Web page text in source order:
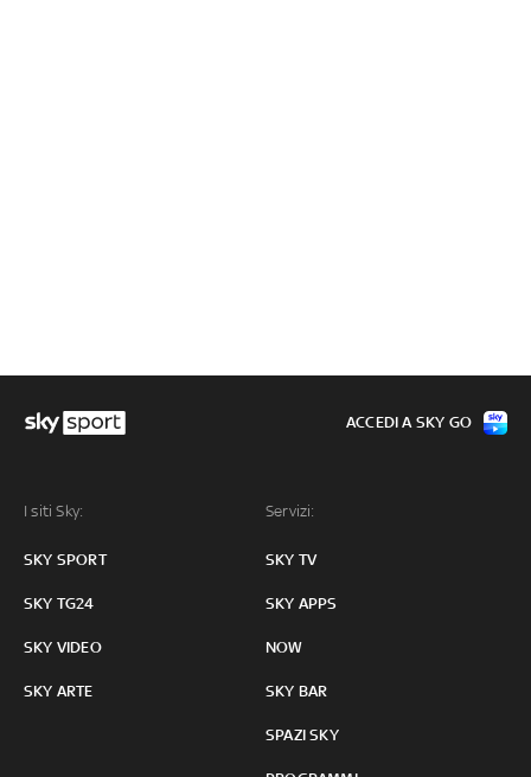
I siti Sky:
SKY SPORT
SKY TG24
SKY VIDEO
SKY ARTE
Servizi:
SKY TV
SKY APPS
NOW
SKY BAR
SPAZI SKY
ACCEDI A SKY GO